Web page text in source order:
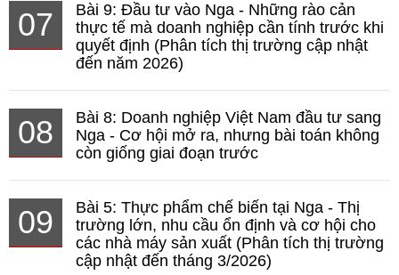
07
Bài 9: Đầu tư vào Nga - Những rào cản
thực tế mà doanh nghiệp cần tính trước khi
quyết định (Phân tích thị trường cập nhật
đến năm 2026)
08
Bài 8: Doanh nghiệp Việt Nam đầu tư sang
Nga - Cơ hội mở ra, nhưng bài toán không
còn giống giai đoạn trước
09
Bài 5: Thực phẩm chế biến tại Nga - Thị
trường lớn, nhu cầu ổn định và cơ hội cho
các nhà máy sản xuất (Phân tích thị trường
cập nhật đến tháng 3/2026)